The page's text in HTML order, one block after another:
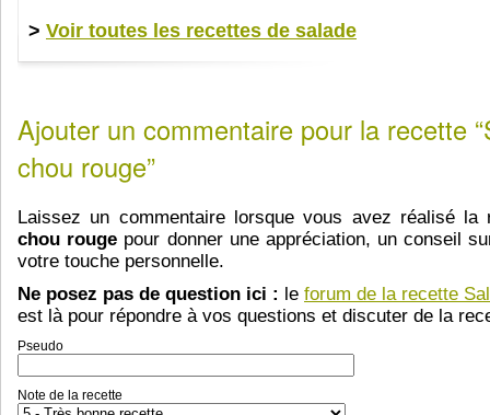
> Voir toutes les recettes de salade
Ajouter un commentaire pour la recette
chou rouge”
Laissez un commentaire lorsque vous avez réalisé
chou rouge pour donner une appréciation, un conseil
votre touche personnelle.
Ne posez pas de question ici : le forum de la recette
est là pour répondre à vos questions et discuter de la
Pseudo
Note de la recette